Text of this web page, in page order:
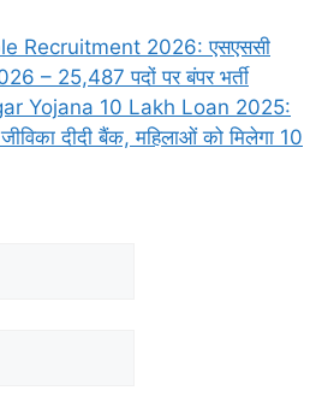
Recruitment 2026: एसएससी
– 25,487 पदों पर बंपर भर्ती
Yojana 10 Lakh Loan 2025:
दीदी बैंक, महिलाओं को मिलेगा 10